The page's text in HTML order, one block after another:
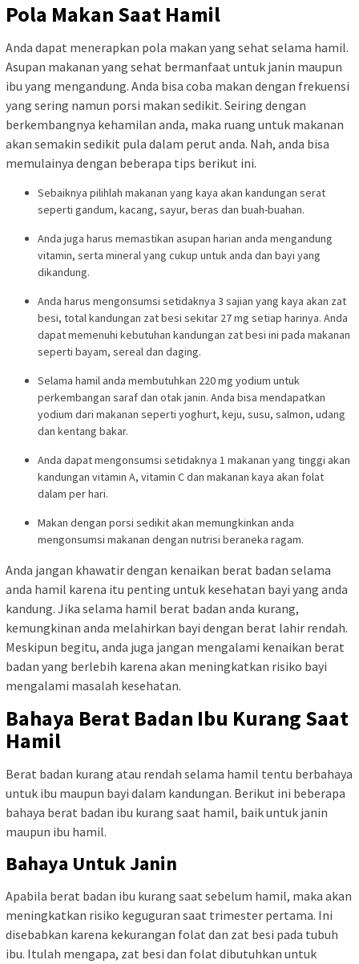
Pola Makan Saat Hamil
Anda dapat menerapkan pola makan yang sehat selama hamil.
Asupan makanan yang sehat bermanfaat untuk janin maupun
ibu yang mengandung. Anda bisa coba makan dengan frekuensi
yang sering namun porsi makan sedikit. Seiring dengan
berkembangnya kehamilan anda, maka ruang untuk makanan
akan semakin sedikit pula dalam perut anda. Nah, anda bisa
memulainya dengan beberapa tips berikut ini.
Sebaiknya pilihlah makanan yang kaya akan kandungan serat
seperti gandum, kacang, sayur, beras dan buah-buahan.
Anda juga harus memastikan asupan harian anda mengandung
vitamin, serta mineral yang cukup untuk anda dan bayi yang
dikandung.
Anda harus mengonsumsi setidaknya 3 sajian yang kaya akan zat
besi, total kandungan zat besi sekitar 27 mg setiap harinya. Anda
dapat memenuhi kebutuhan kandungan zat besi ini pada makanan
seperti bayam, sereal dan daging.
Selama hamil anda membutuhkan 220 mg yodium untuk
perkembangan saraf dan otak janin. Anda bisa mendapatkan
yodium dari makanan seperti yoghurt, keju, susu, salmon, udang
dan kentang bakar.
Anda dapat mengonsumsi setidaknya 1 makanan yang tinggi akan
kandungan vitamin A, vitamin C dan makanan kaya akan folat
dalam per hari.
Makan dengan porsi sedikit akan memungkinkan anda
mengonsumsi makanan dengan nutrisi beraneka ragam.
Anda jangan khawatir dengan kenaikan berat badan selama
anda hamil karena itu penting untuk kesehatan bayi yang anda
kandung. Jika selama hamil berat badan anda kurang,
kemungkinan anda melahirkan bayi dengan berat lahir rendah.
Meskipun begitu, anda juga jangan mengalami kenaikan berat
badan yang berlebih karena akan meningkatkan risiko bayi
mengalami masalah kesehatan.
Bahaya Berat Badan Ibu Kurang Saat
Hamil
Berat badan kurang atau rendah selama hamil tentu berbahaya
untuk ibu maupun bayi dalam kandungan. Berikut ini beberapa
bahaya berat badan ibu kurang saat hamil, baik untuk janin
maupun ibu hamil.
Bahaya Untuk Janin
Apabila berat badan ibu kurang saat sebelum hamil, maka akan
meningkatkan risiko keguguran saat trimester pertama. Ini
disebabkan karena kekurangan folat dan zat besi pada tubuh
ibu. Itulah mengapa, zat besi dan folat dibutuhkan untuk